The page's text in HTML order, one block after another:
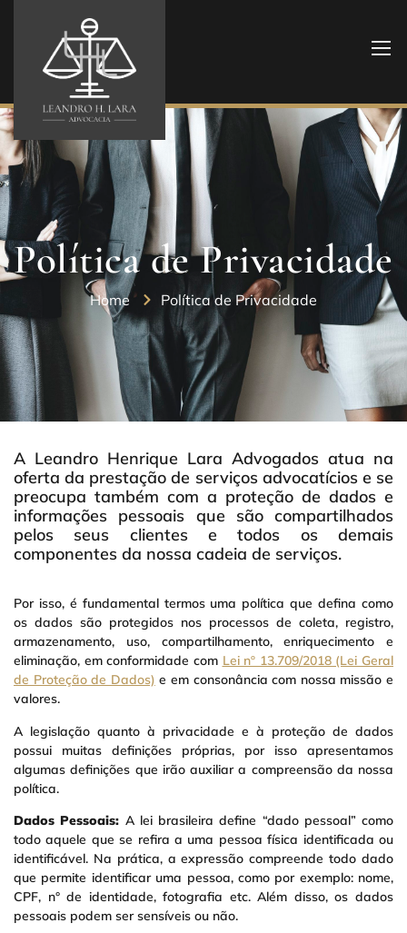
Política de Privacidade
Home Política de Privacidade
A Leandro Henrique Lara Advogados atua na
oferta da prestação de serviços advocatícios e se
preocupa também com a proteção de dados e
informações pessoais que são compartilhados
pelos seus clientes e todos os demais
componentes da nossa cadeia de serviços.
Por isso, é fundamental termos uma política que defina como
os dados são protegidos nos processos de coleta, registro,
armazenamento, uso, compartilhamento, enriquecimento e
eliminação, em conformidade com Lei nº 13.709/2018 (Lei Geral
de Proteção de Dados) e em consonância com nossa missão e
valores.
A legislação quanto à privacidade e à proteção de dados
possui muitas definições próprias, por isso apresentamos
algumas definições que irão auxiliar a compreensão da nossa
política.
Dados Pessoais: A lei brasileira define “dado pessoal” como
todo aquele que se refira a uma pessoa física identificada ou
identificável. Na prática, a expressão compreende todo dado
que permite identificar uma pessoa, como por exemplo: nome,
CPF, n° de identidade, fotografia etc. Além disso, os dados
pessoais podem ser sensíveis ou não.